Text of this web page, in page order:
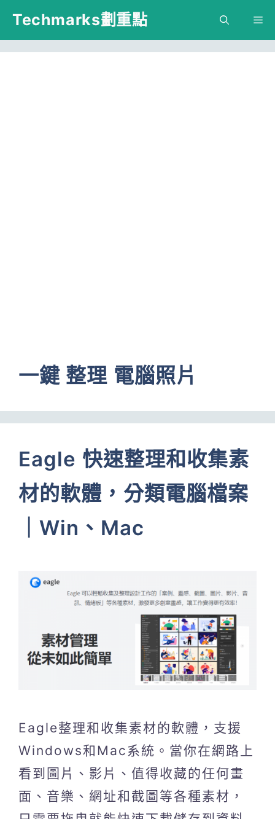
跳
主
Techmarks劃重點
一鍵 整理 電腦照片
Eagle 快速整理和收集素
材的軟體，分類電腦檔案
｜Win、Mac
Eagle整理和收集素材的軟體，支援
Windows和Mac系統。當你在網路上
看到圖片、影片、值得收藏的任何畫
面、音樂、網址和截圖等各種素材，